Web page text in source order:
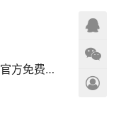
,正式版下载